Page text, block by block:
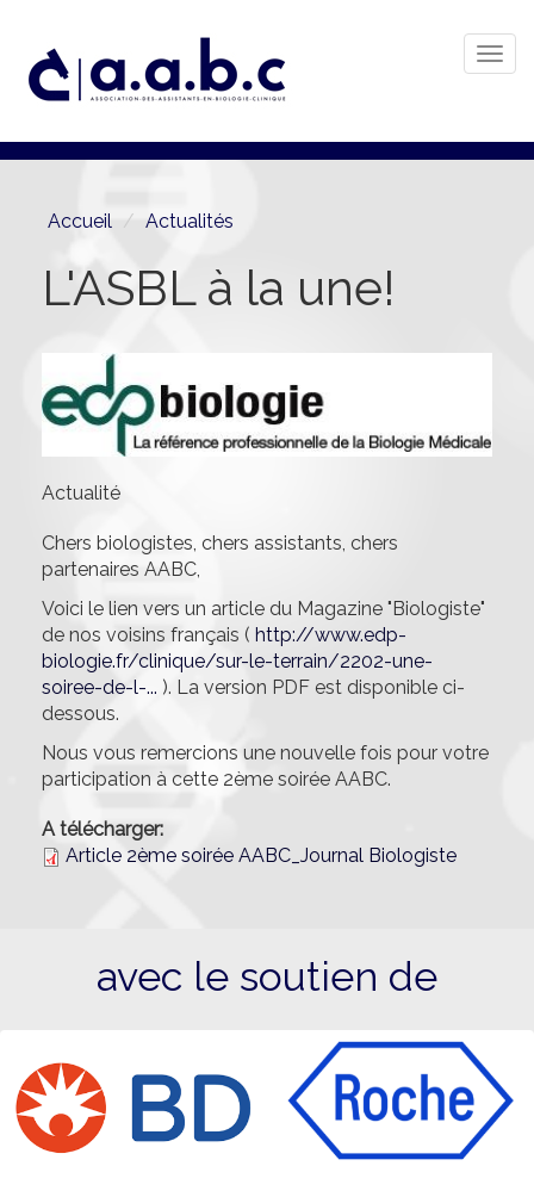
au
principalAccueil Actualités
L'ASBL à la une!
Actualité
Chers biologistes, chers assistants, chers
partenaires AABC,
Voici le lien vers un article du Magazine "Biologiste"
de nos voisins français ( http://www.edp-
biologie.fr/clinique/sur-le-terrain/2202-une-
soiree-de-l-... ). La version PDF est disponible ci-
dessous.
Nous vous remercions une nouvelle fois pour votre
participation à cette 2ème soirée AABC.
A télécharger:
Article 2ème soirée AABC_Journal Biologiste
avec le soutien de